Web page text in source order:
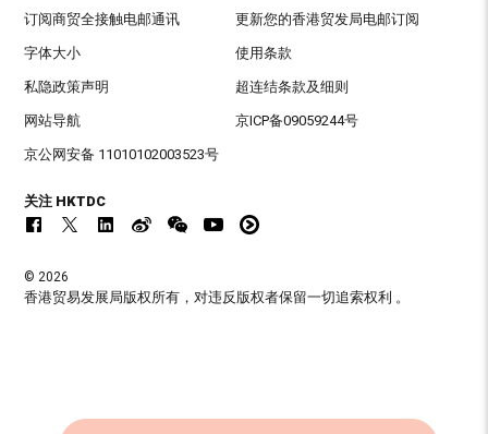
订阅商贸全接触电邮通讯 更新您的香港贸发局电邮订阅
字体大小 使用条款
私隐政策声明 超连结条款及细则
网站导航 京ICP备09059244号
京公网安备 11010102003523号
关注 HKTDC
© 2026
香港贸易发展局版权所有，对违反版权者保留一切追索权利 。